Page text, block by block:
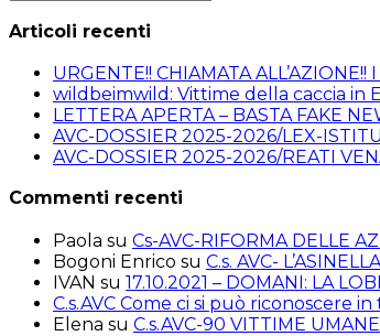
Articoli recenti
URGENTE!! CHIAMATA
wildbeimwild: Vittime della caccia in
LETTERA APERTA – BASTA FAKE
AVC-DOSSIER 2025-2026/LEX-
AVC-DOSSIER 2025-2026/REATI
Commenti recenti
Paola su Cs-AVC-RIFORMA DELLE
Bogoni Enrico su C.s. AVC-
IVAN su 17.10.2021 – DOMANI: LA
C.s.AVC Come ci si può riconoscere
Elena su C.s.AVC-90 VITTIME